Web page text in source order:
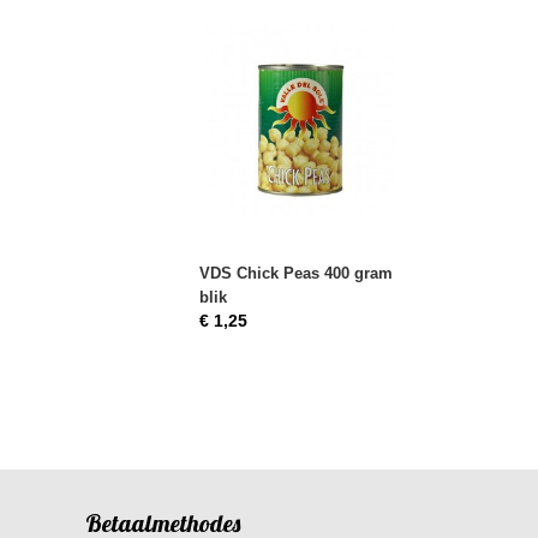
VDS Chick Peas 400 gram
blik
€ 1,25
Betaalmethodes